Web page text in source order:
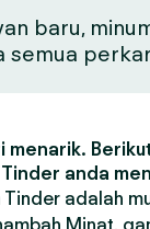
baru,
anda
adalah
Minat,